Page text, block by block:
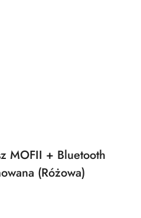
MOFII + Bluetooth
(Różowa)